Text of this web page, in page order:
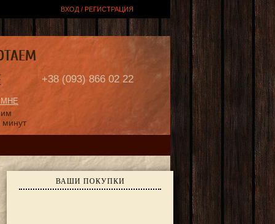
ВХОД / РЕГИСТРАЦИЯ
ВАШИ ПОКУПКИ
+38 (093) 866 02 22
минут